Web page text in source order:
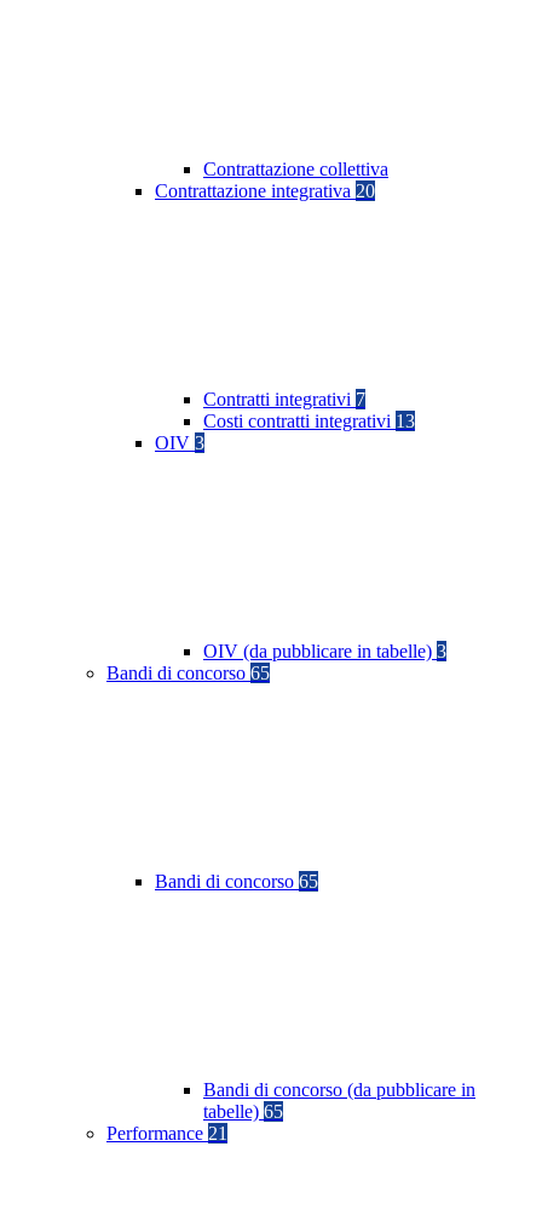
Contrattazione collettiva
Contrattazione integrativa 20
Contratti integrativi 7
Costi contratti integrativi 13
OIV 3
OIV (da pubblicare in tabelle) 3
Bandi di concorso 65
Bandi di concorso 65
Bandi di concorso (da pubblicare in
tabelle) 65
Performance 21